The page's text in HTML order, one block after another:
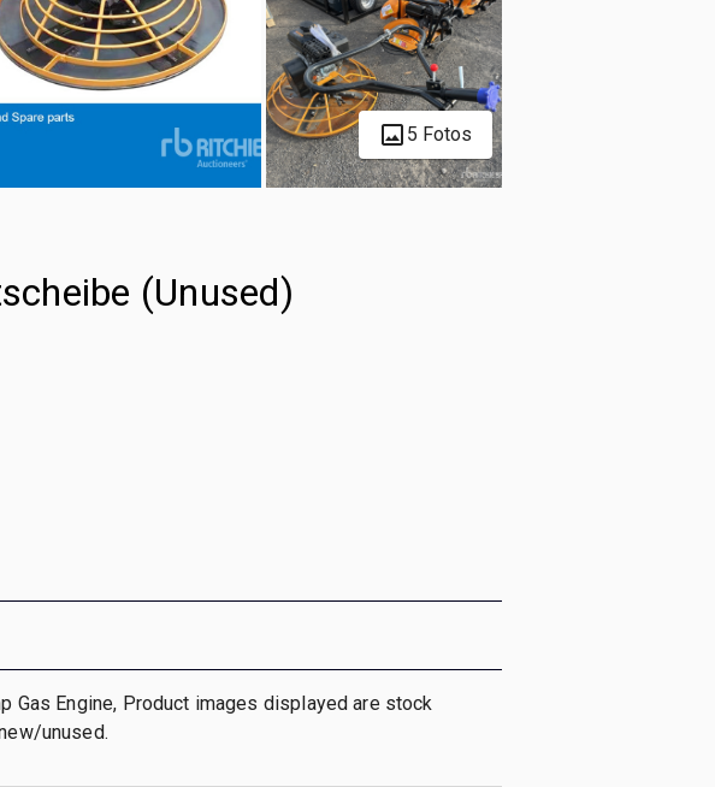
5 Fotos
(Unused)
Gas Engine, Product images displayed are stock
unused.